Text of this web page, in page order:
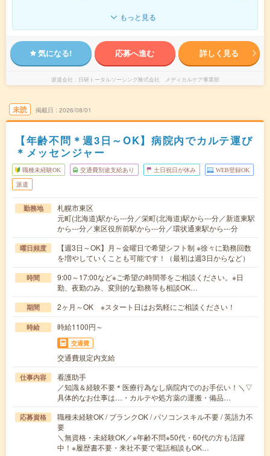
もっと見る
気になる! 応募へ進む 詳しく見る
派遣会社 日研トータルソーシング株式会社 メディカルケア事業部
未読 掲載日 2026/08/01
【年齢不問＊週3日～OK】病院内でカルテ運び
＊メッセンジャー
職種未経験OK 交通費別途支給あり 土日祝日が休み WEB登録OK
派遣
勤務地
札幌市東区
元町(北海道)駅から---分／栄町(北海道)駅から---分／新道東駅
から---分／東区役所前駅から---分／環状通東駅から---分
曜日頻度
【週3日～OK】月～金曜日で希望シフト制 ※徐々に勤務回数
を増やしていくことも可能です！（最初は週3日からなど）
時間
9:00～17:00など※ご希望の時間帯をご相談ください。※日
勤、夜勤のみ、変則的な勤務等も相談OK…
期間 2ヶ月～OK ※スタート日はお気軽にご相談ください！
時給 時給1100円～
交通費
交通費規定内支給
仕事内容
看護助手
／知識＆経験不要＊医療行為なし病院内でのお手伝い！＼▽
具体的なお仕事は…・カルテや処方薬の運搬・備品…
応募資格
職種未経験OK / ブランクOK / パソコンスキル不要 / 英語力不
要
＼無資格・未経験OK／※年齢不問※50代・60代の方も活躍
中！※履歴書不要・来社不要で電話相談もOK…